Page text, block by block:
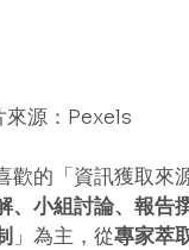
來源：Pexels
的「資訊獲取來
、小組討論、報告
」為主，從專家萃